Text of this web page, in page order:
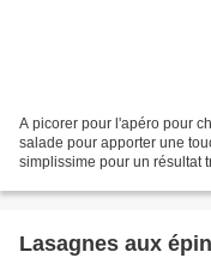
A picorer pour l'apéro pour
salade pour apporter une
simplissime pour un résultat
Lasagnes aux